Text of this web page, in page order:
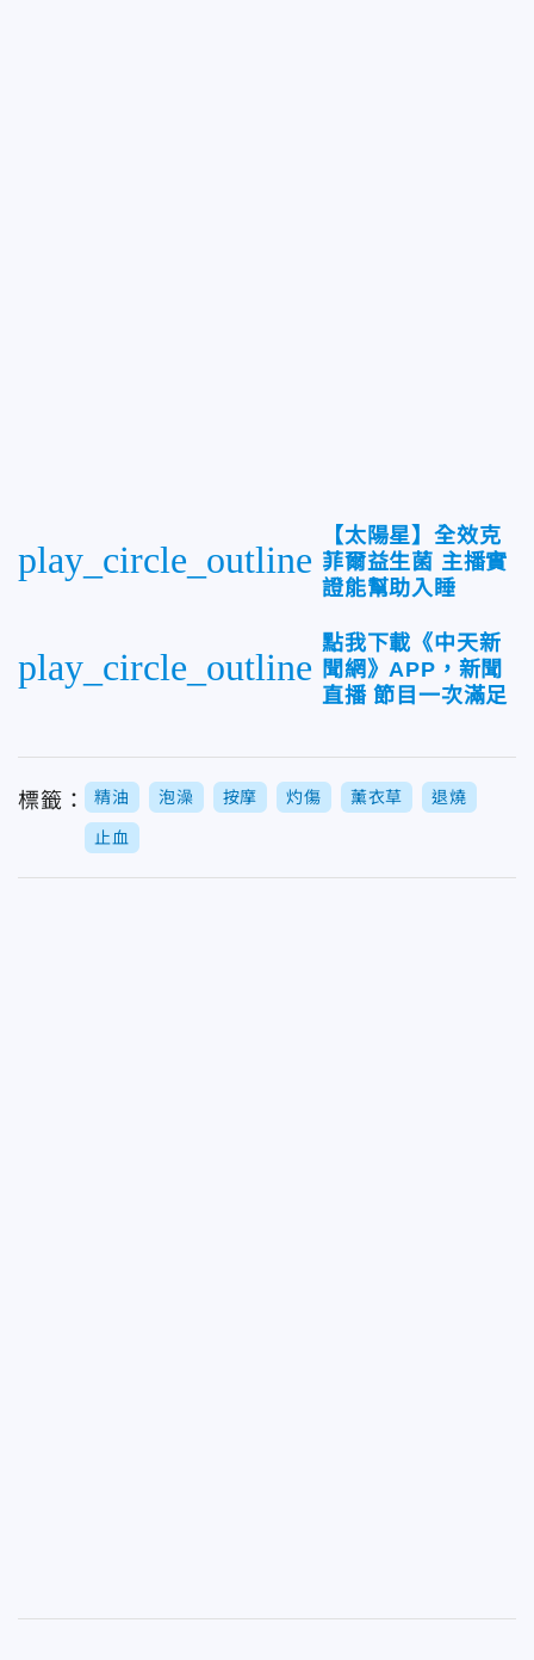
play_circle_outline
【太陽星】全效克
菲爾益生菌 主播實
證能幫助入睡
play_circle_outline
點我下載《中天新
聞網》APP，新聞
直播 節目一次滿足
標籤： 精油 泡澡 按摩 灼傷 薰衣草 退燒
止血